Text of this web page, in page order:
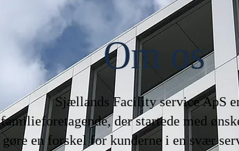
Om os
Sjællands Facility service ApS
familieforetagende, der startede med
gøre en forskel for kunderne i en svær